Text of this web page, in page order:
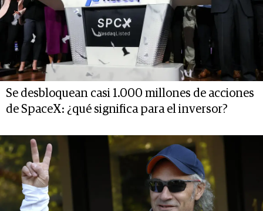
Se desbloquean casi 1.000 millones de acciones
de SpaceX: ¿qué significa para el inversor?